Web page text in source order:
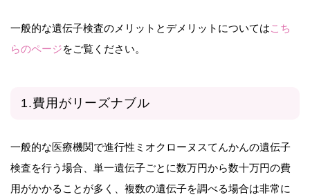
一般的な遺伝子検査のメリットとデメリットについてはこち
らのページをご覧ください。
1.費用がリーズナブル
一般的な医療機関で進行性ミオクローヌスてんかんの遺伝子
検査を行う場合、単一遺伝子ごとに数万円から数十万円の費
用がかかることが多く、複数の遺伝子を調べる場合は非常に